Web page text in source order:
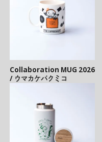
Collaboration MUG 2026
/ ウマカケバクミコ